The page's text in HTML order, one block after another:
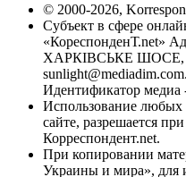
© 2000-2026,
Субъект в сфере
«КореспонденТ.net»
ХАРКІВСЬКЕ ШОСЕ,
Идентификатор медиа
Использование любых
сайте, разрешается
Корреспондент.net.
При копировании
Украины и мира», для